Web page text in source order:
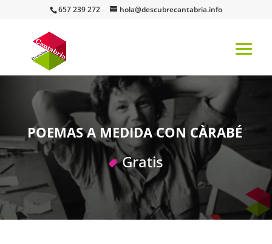
657 239 272 hola@descubrecantabria.info
POEMAS A MEDIDA CON CÀRABÉ
Gratis